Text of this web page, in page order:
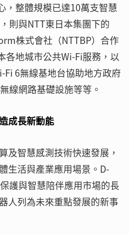
，整體規模已達10萬支智慧
則與NTT東日本集團下的
株式會社（NTTBP）合作
各地城市公共Wi-Fi服務，以
Fi 6無線基地台協助地方政府
線網路基礎設施等等。
成長新動能
及智慧感測技術快速發展，
生活與產業應用場景。D-
護與智慧陪伴應用市場的長
人列為未來重點發展的新事